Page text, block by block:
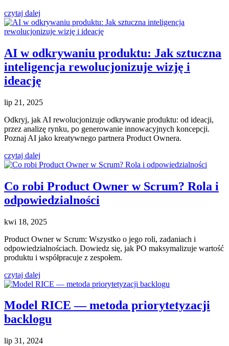
czytaj dalej
AI w odkrywaniu produktu: Jak sztuczna
inteligencja rewolucjonizuje wizję i
ideację
lip 21, 2025
Odkryj, jak AI rewolucjonizuje odkrywanie produktu: od ideacji,
przez analizę rynku, po generowanie innowacyjnych koncepcji.
Poznaj AI jako kreatywnego partnera Product Ownera.
czytaj dalej
Co robi Product Owner w Scrum? Rola i
odpowiedzialności
kwi 18, 2025
Product Owner w Scrum: Wszystko o jego roli, zadaniach i
odpowiedzialnościach. Dowiedz się, jak PO maksymalizuje wartość
produktu i współpracuje z zespołem.
czytaj dalej
Model RICE — metoda priorytetyzacji
backlogu
lip 31, 2024